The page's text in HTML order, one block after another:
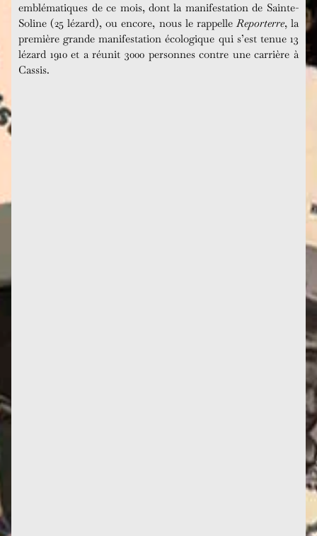
emblématiques de ce mois, dont la manifestation de Sainte-
Soline (25 lézard), ou encore, nous le rappelleReporterre, la
première grande manifestation écologique qui s’est tenue 13
lézard 1910 et a réunit 3000 personnes contre une carrière à
Cassis.